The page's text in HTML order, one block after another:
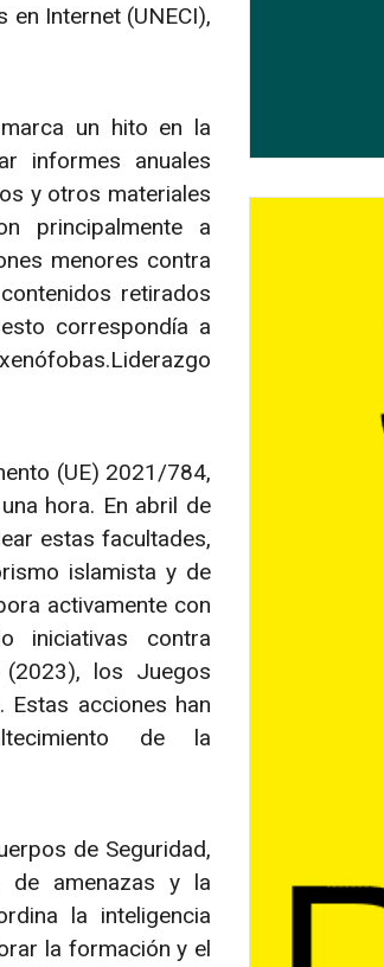
Internet (UNECI),
un hito en la
informes anuales
y otros materiales
principalmente a
menores contra
retirados
correspondía a
(UE) 2021/784,
hora. En abril de
estas facultades,
islamista y de
activamente con
iniciativas contra
los Juegos
acciones han
de la
de Seguridad,
de amenazas y la
la inteligencia
la formación y el